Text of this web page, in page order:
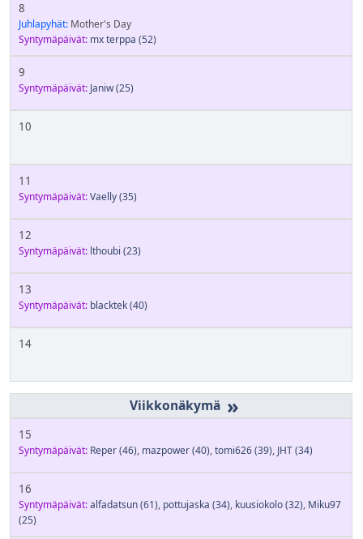
8
Juhlapyhät: Mother's Day
Syntymäpäivät: mx terppa (52)
9
Syntymäpäivät: Janiw(25)
10
11
Syntymäpäivät:Vaelly(35)
12
Syntymäpäivät: lthoubi (23)
13
Syntymäpäivät: blacktek(40)
14
»
15
Syntymäpäivät: Reper(46), mazpower(40),tomi626(39), JHT(34)
16
Syntymäpäivät:alfadatsun(61), pottujaska (34), kuusiokolo(32), Miku97
(25)